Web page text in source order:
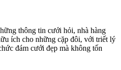
thông tin cưới hỏi, nhà hàng
ích cho những cặp đôi, với triết lý
đám cưới đẹp mà không tốn